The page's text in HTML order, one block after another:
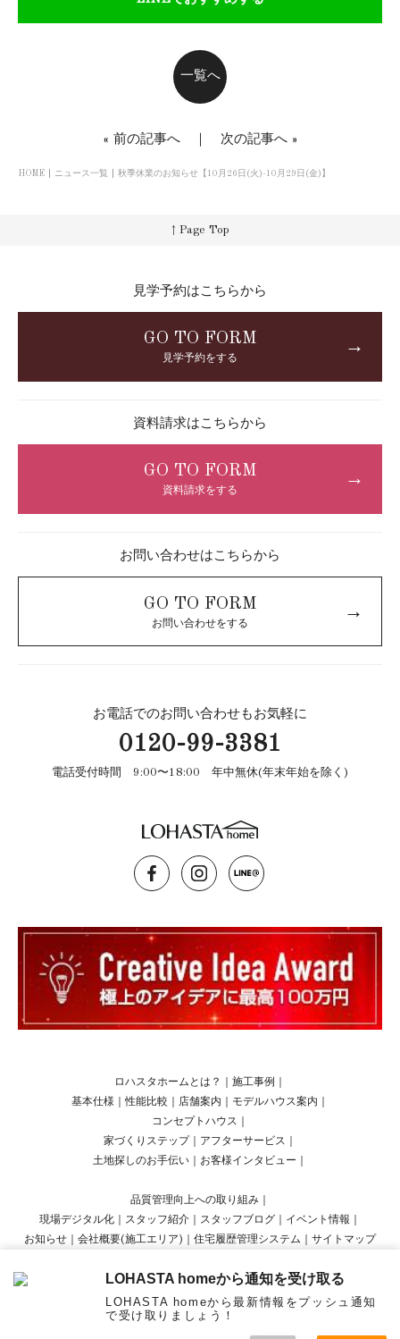
一覧へ
« 前の記事へ｜ 次の記事へ»
HOME ニュース一覧 秋季休業のお知らせ【10月26日(火)-10月29日(金)】
↑ Page Top
見学予約はこちらから
GO TO FORM
見学予約をする
→
資料請求はこちらから
GO TO FORM
資料請求をする
→
お問い合わせはこちらから
GO TO FORM
お問い合わせをする
→
お電話でのお問い合わせもお気軽に
0120-99-3381
電話受付時間 9:00〜18:00 年中無休(年末年始を除く)
ロハスタホームとは？ 施工事例
基本仕様 ｜性能比較 店舗案内 モデルハウス案内
コンセプトハウス
家づくりステップ
アフターサービス
土地探しのお手伝い
お客様インタビュー
品質管理向上への取り組み
現場デジタル化
スタッフ紹介 スタッフブログ イベント情報
お知らせ
会社概要(施工エリア) 住宅履歴管理システム サイトマップ
Copyright © LOHASTA home presented by LOHAS studio All Rights Reserved.
LOHASTA homeから通知を受け取る
LOHASTA homeから最新情報をプッシュ通知
で受け取りましょう！